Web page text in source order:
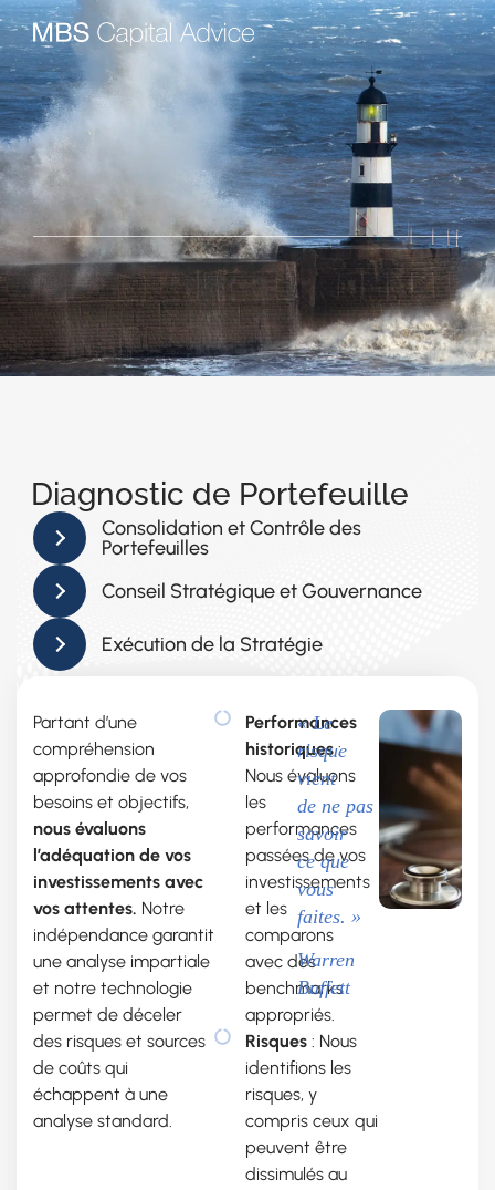
Diagnostic de Portefeuille
Consolidation et Contrôle des
Portefeuilles
Conseil Stratégique et Gouvernance
Exécution de la Stratégie
Partant d’une
compréhension
approfondie de vos
besoins et objectifs,
nous évaluons
l’adéquation de vos
investissements avec
vos attentes. Notre
indépendance garantit
une analyse impartiale
et notre technologie
permet de déceler
des risques et sources
de coûts qui
échappent à une
analyse standard.
Performances
historiques:
Nous évaluons
les
performances
passées de vos
investissements
et les
comparons
avec des
benchmarks
appropriés.
Risques : Nous
identifions les
risques, y
compris ceux qui
peuvent être
dissimulés au
« Le
risque
vient
de ne pas
savoir
ce que
vous
faites. »
Warren
Buffett